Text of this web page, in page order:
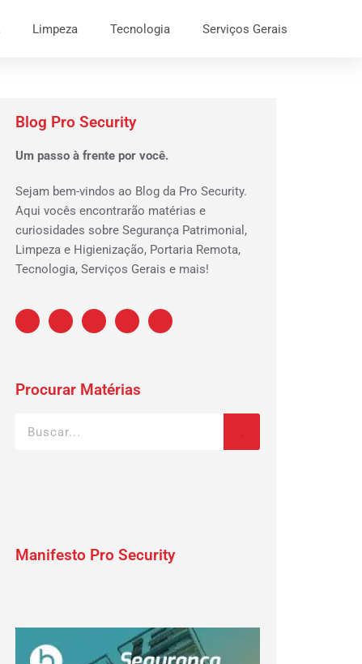
Limpeza Tecnologia Serviços Gerais
Blog Pro Security
Um passo à frente por você.
Sejam bem-vindos ao Blog da Pro Security.
Aqui vocês encontrarão matérias e
curiosidades sobre Segurança Patrimonial,
Limpeza e Higienização, Portaria Remota,
Tecnologia, Serviços Gerais e mais!
Procurar Matérias
Manifesto Pro Security